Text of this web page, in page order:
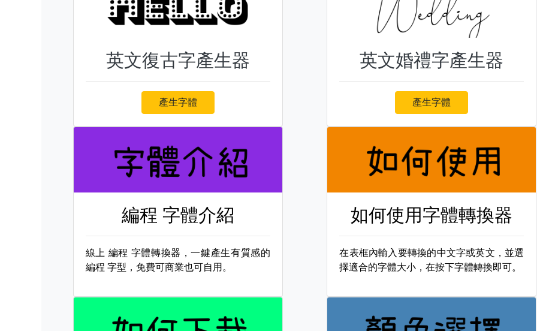
英文復古字產生器
產生字體
英文婚禮字產生器
產生字體
編程 字體介紹
線上 編程 字體轉換器，一鍵產生有質感的
編程 字型，免費可商業也可自用。
如何使用字體轉換器
在表框內輸入要轉換的中文字或英文，並選
擇適合的字體大小，在按下字體轉換即可。